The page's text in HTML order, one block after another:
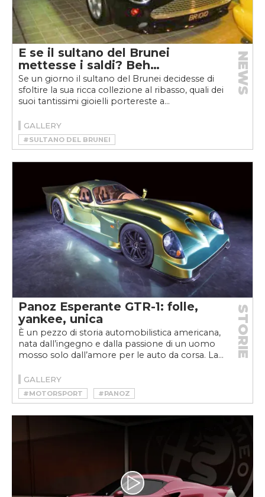
E se il sultano del Brunei
mettesse i saldi? Beh…
Se un giorno il sultano del Brunei decidesse di
sfoltire la sua ricca collezione al ribasso, quali dei
suoi tantissimi gioielli portereste a...
NEWS
GALLERY
#SULTANO DEL BRUNEI
Panoz Esperante GTR-1: folle,
yankee, unica
È un pezzo di storia automobilistica americana,
nata dall’ingegno e dalla passione di un uomo
mosso solo dall’amore per le auto da corsa. La...
STORIE
GALLERY
#MOTORSPORT #PANOZ